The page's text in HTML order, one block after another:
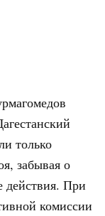
только
забывая о
действия. При
комиссии